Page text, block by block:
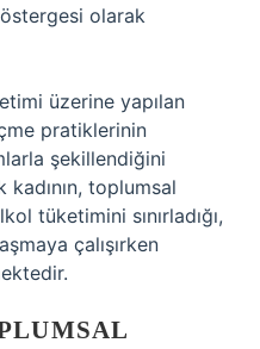
olarak
üzerine yapılan
pratiklerinin
şekillendiğini
toplumsal
tüketimini sınırladığı,
çalışırken